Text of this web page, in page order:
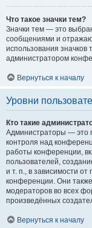
Что такое значки тем?
Значки тем — это
сообщениями и
использования
администратором
Вернуться к началу
Уровни
Кто такие
Администраторы — это
контроля над
работы конференции,
пользователей,
и т. п., в зависимости
конференции. Они
модераторов во всех
произведённых
Вернуться к началу